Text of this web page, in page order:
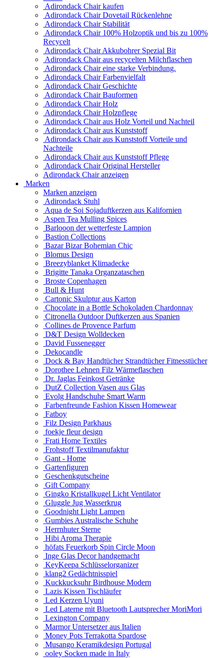
Adirondack Chair kaufen
Adirondack Chair Dovetail Rückenlehne
Adirondack Chair Stabilität
Adirondack Chair 100% Holzoptik und bis zu 100%
Recycelt
Adirondack Chair Akkubohrer Spezial Bit
Adirondack Chair aus recycelten Milchflaschen
Adirondack Chair eine starke Verbindung.
Adirondack Chair Farbenvielfalt
Adirondack Chair Geschichte
Adirondack Chair Bauformen
Adirondack Chair Holz
Adirondack Chair Holzpflege
Adirondack Chair aus Holz Vorteil und Nachteil
Adirondack Chair aus Kunststoff
Adirondack Chair aus Kunststoff Vorteile und
Nachteile
Adirondack Chair aus Kunststoff Pflege
Adirondack Chair Original Hersteller
Adirondack Chair anzeigen
Marken
Marken anzeigen
Adirondack Stuhl
Aqua de Soi Sojaduftkerzen aus Kalifornien
Aspen Tea Mulling Spices
Barlooon der wetterfeste Lampion
Bastion Collections
Bazar Bizar Bohemian Chic
Blomus Design
Breezyblanket Klimadecke
Brigitte Tanaka Organzataschen
Broste Copenhagen
Bull & Hunt
Cartonic Skulptur aus Karton
Chocolate in a Bottle Schokoladen Chardonnay
Citronella Outdoor Duftkerzen aus Spanien
Collines de Provence Parfum
D&T Design Wolldecken
David Fussenegger
Dekocandle
Dock & Bay Handtücher Strandtücher Fitnesstücher
Dorothee Lehnen Filz Wärmeflaschen
Dr. Jaglas Feinkost Getränke
DutZ Collection Vasen aus Glas
Evolg Handschuhe Smart Warm
Farbenfreunde Fashion Kissen Homewear
Fatboy
Filz Design Parkhaus
foekje fleur design
Frati Home Textiles
Frohstoff Textilmanufaktur
Gant - Home
Gartenfiguren
Geschenkgutscheine
Gift Company
Gingko Kristallkugel Licht Ventilator
Gluggle Jug Wasserkrug
Goodnight Light Lampen
Gumbies Australische Schuhe
Herrnhuter Sterne
Hibi Aroma Therapie
höfats Feuerkorb Spin Circle Moon
Inge Glas Decor handgemacht
KeyKeepa Schlüsselorganizer
klang2 Gedächtnisspiel
Kuckkucksuhr Birdhouse Modern
Lazis Kissen Tischläufer
Led Kerzen Uyuni
Led Laterne mit Bluetooth Lautsprecher MoriMori
Lexington Company
Marmor Untersetzer aus Italien
Money Pots Terrakotta Spardose
Musango Keramikdesign Portugal
ooley Socken made in Italy